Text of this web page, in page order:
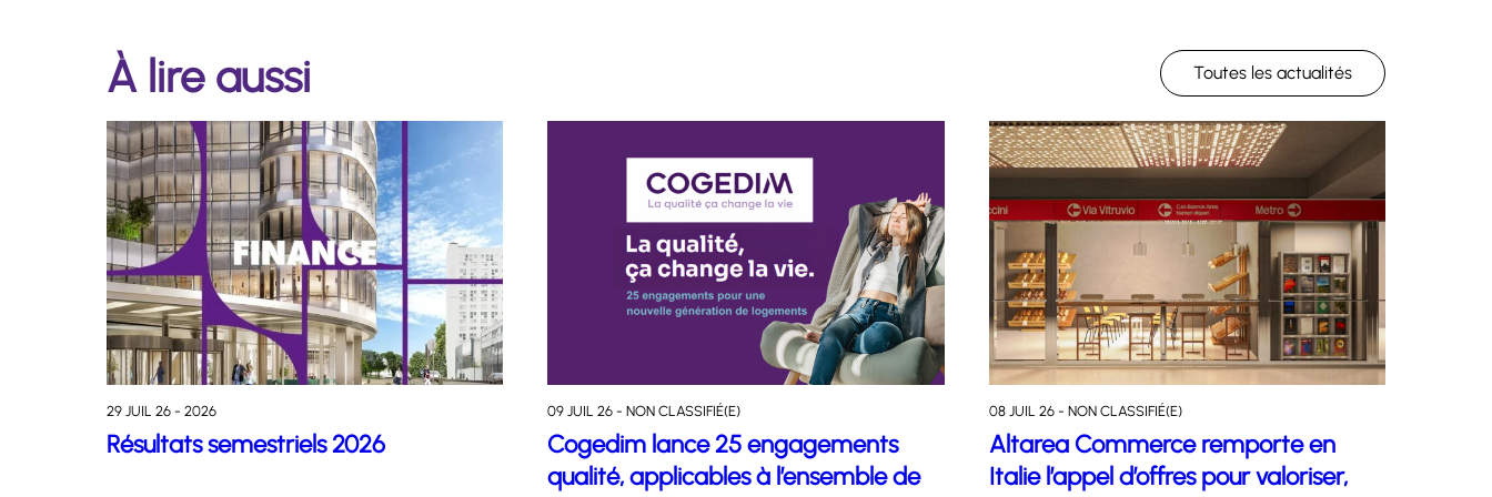
À lire aussi Toutes les actualités
29 JUIL 26 - 2026
Résultats semestriels 2026
09 JUIL 26 - NON CLASSIFIÉ(E)
Cogedim lance 25 engagements
qualité, applicables à l’ensemble de
08 JUIL 26 - NON CLASSIFIÉ(E)
Altarea Commerce remporte en
Italie l’appel d’offres pour valoriser,